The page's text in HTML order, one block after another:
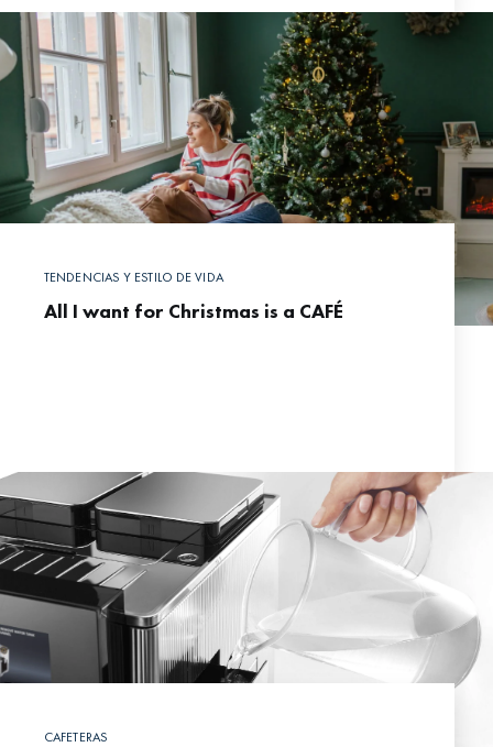
TENDENCIAS Y ESTILO DE VIDA
All I want for Christmas is a CAFÉ
CAFETERAS